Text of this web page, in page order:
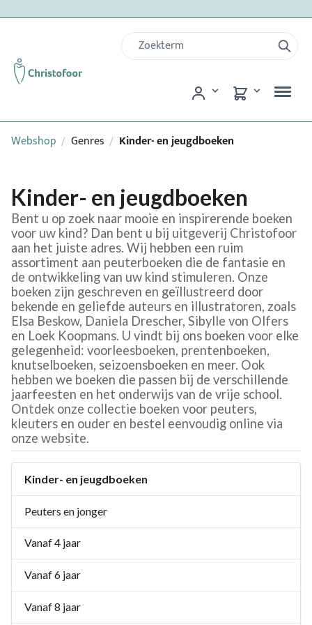
Webshop / Genres / Kinder- en jeugdboeken
Kinder- en jeugdboeken
Bent u op zoek naar mooie en inspirerende boeken
voor uw kind? Dan bent u bij uitgeverij Christofoor
aan het juiste adres. Wij hebben een ruim
assortiment aan peuterboeken die de fantasie en
de ontwikkeling van uw kind stimuleren. Onze
boeken zijn geschreven en geïllustreerd door
bekende en geliefde auteurs en illustratoren, zoals
Elsa Beskow, Daniela Drescher, Sibylle von Olfers
en Loek Koopmans. U vindt bij ons boeken voor elke
gelegenheid: voorleesboeken, prentenboeken,
knutselboeken, seizoensboeken en meer. Ook
hebben we boeken die passen bij de verschillende
jaarfeesten en het onderwijs van de vrije school.
Ontdek onze collectie boeken voor peuters,
kleuters en ouder en bestel eenvoudig online via
onze website.
Kinder- en jeugdboeken
Peuters en jonger
Vanaf 4 jaar
Vanaf 6 jaar
Vanaf 8 jaar